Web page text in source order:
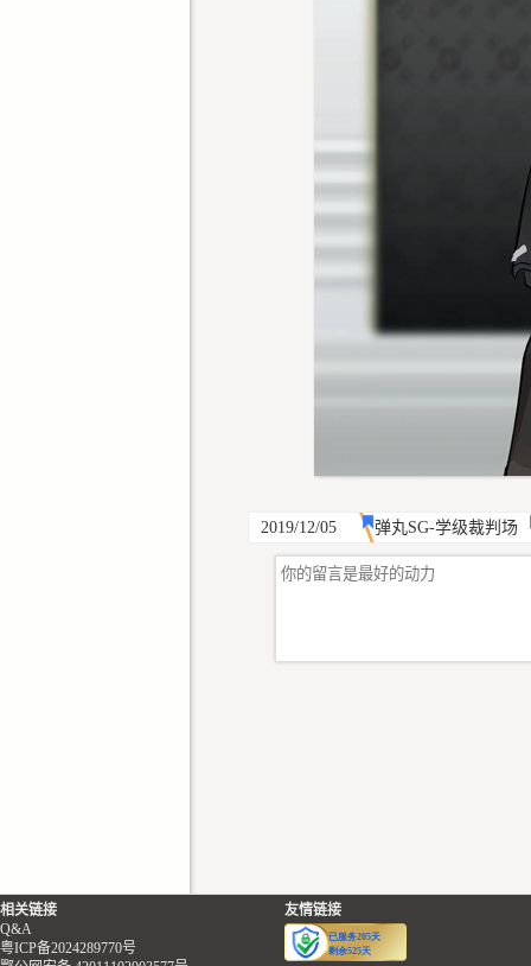
2019/12/05 弹丸SG-学级裁判场
相关链接
Q&A
粤ICP备2024289770号
友情链接